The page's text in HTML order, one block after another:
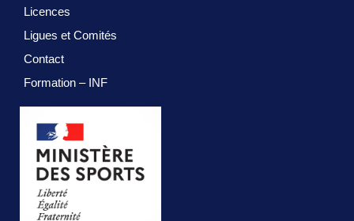
Licences
Ligues et Comités
Contact
Formation – INF